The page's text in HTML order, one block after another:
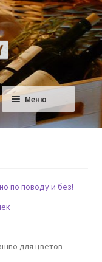
Меню
по поводу и без!
для цветов